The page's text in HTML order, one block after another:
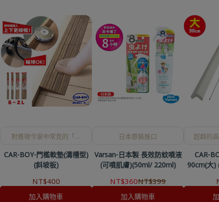
對應現今家中常見的「掃
題，輪椅也能輕鬆上下
喔！
CAR-BOY-門檻軟墊(溝槽型)
(斜坡板)
NT$400
加入購物車
日本原裝進口
Varsan-日本製 長效防蚊噴液
(可噴肌膚)(50ml/ 220ml)
NT$360NT$399
加入購物車
超群的
CAR-
90cm(大)